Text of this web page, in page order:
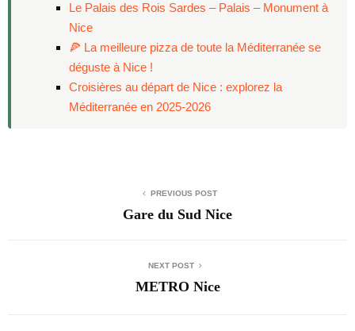
Le Palais des Rois Sardes – Palais – Monument à
Nice
🍕 La meilleure pizza de toute la Méditerranée se
déguste à Nice !
Croisières au départ de Nice : explorez la
Méditerranée en 2025-2026
PREVIOUS POST
Gare du Sud Nice
NEXT POST
METRO Nice